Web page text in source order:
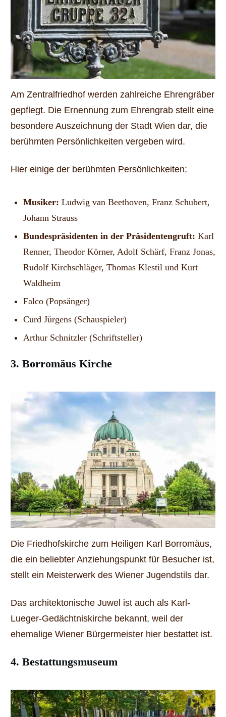
Am Zentralfriedhof werden zahlreiche Ehrengräber
gepflegt. Die Ernennung zum Ehrengrab stellt eine
besondere Auszeichnung der Stadt Wien dar, die
berühmten Persönlichkeiten vergeben wird.
Hier einige der berühmten Persönlichkeiten:
Musiker: Ludwig van Beethoven, Franz Schubert,
Johann Strauss
Bundespräsidenten in der Präsidentengruft: Karl
Renner, Theodor Körner, Adolf Schärf, Franz Jonas,
Rudolf Kirchschläger, Thomas Klestil und Kurt
Waldheim
Falco (Popsänger)
Curd Jürgens (Schauspieler)
Arthur Schnitzler (Schriftsteller)
3. Borromäus Kirche
Die Friedhofskirche zum Heiligen Karl Borromäus,
die ein beliebter Anziehungspunkt für Besucher ist,
stellt ein Meisterwerk des Wiener Jugendstils dar.
Das architektonische Juwel ist auch als Karl-
Lueger-Gedächtniskirche bekannt, weil der
ehemalige Wiener Bürgermeister hier bestattet ist.
4. Bestattungsmuseum